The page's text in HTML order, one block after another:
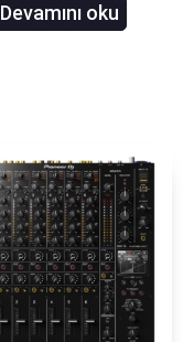
Devamını oku